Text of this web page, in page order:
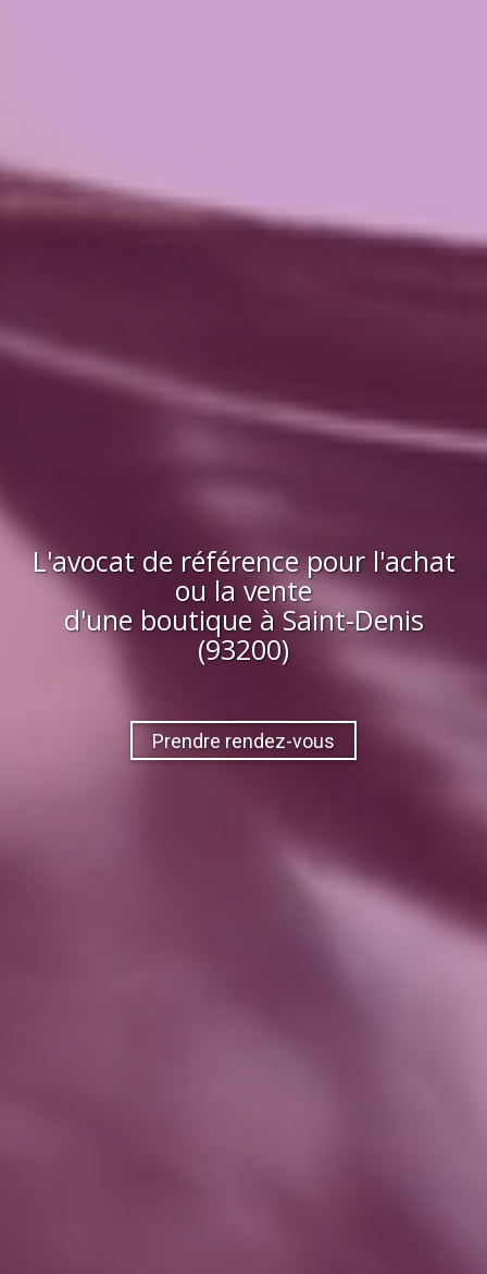
L'avocat de référence pour l'achat
ou la vente
d'une boutiqueà Saint-Denis
(93200)
Prendre rendez-vous